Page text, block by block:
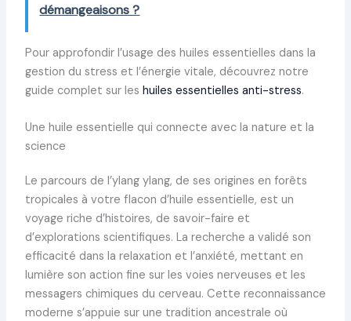
démangeaisons ?
Pour approfondir l’usage des huiles essentielles dans la
gestion du stress et l’énergie vitale, découvrez notre
guide complet sur les huiles essentielles anti-stress.
Une huile essentielle qui connecte avec la nature et la
science
Le parcours de l’ylang ylang, de ses origines en forêts
tropicales à votre flacon d’huile essentielle, est un
voyage riche d’histoires, de savoir-faire et
d’explorations scientifiques. La recherche a validé son
efficacité dans la relaxation et l’anxiété, mettant en
lumière son action fine sur les voies nerveuses et les
messagers chimiques du cerveau. Cette reconnaissance
moderne s’appuie sur une tradition ancestrale où